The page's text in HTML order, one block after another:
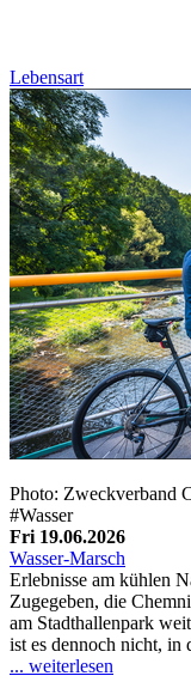
Lebensart
Photo: Zweckverband
#Wasser
Fri 19.06.2026
Wasser-Marsch
Erlebnisse am kühlen
Zugegeben, die
am Stadthallenpark
ist es dennoch nicht,
... weiterlesen